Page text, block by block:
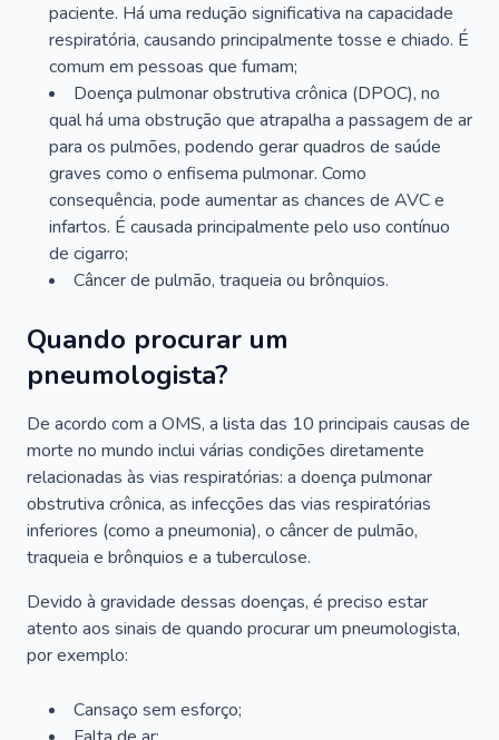
paciente. Há uma redução significativa na capacidade
respiratória, causando principalmente tosse e chiado. É
comum em pessoas que fumam;
Doença pulmonar obstrutiva crônica (DPOC), no
qual há uma obstrução que atrapalha a passagem de ar
para os pulmões, podendo gerar quadros de saúde
graves como o enfisema pulmonar. Como
consequência, pode aumentar as chances de AVC e
infartos. É causada principalmente pelo uso contínuo
de cigarro;
Câncer de pulmão, traqueia ou brônquios.
Quando procurar um
pneumologista?
De acordo com a OMS, a lista das 10 principais causas de
morte no mundo inclui várias condições diretamente
relacionadas às vias respiratórias: a doença pulmonar
obstrutiva crônica, as infecções das vias respiratórias
inferiores (como a pneumonia), o câncer de pulmão,
traqueia e brônquios e a tuberculose.
Devido à gravidade dessas doenças, é preciso estar
atento aos sinais de quando procurar um pneumologista,
por exemplo:
Cansaço sem esforço;